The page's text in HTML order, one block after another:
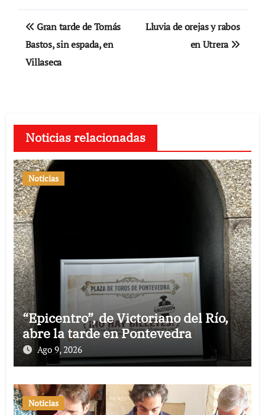
Navegación
de
entradas
Gran tarde de Tomás
Bastos, sin espada, en
Villaseca
Lluvia de orejas y rabos
en Utrera
Noticias relacionadas
Noticias
“Epicentro”, de Victoriano del Río,
abre la tarde en Pontevedra
Ago 9, 2026
Noticias